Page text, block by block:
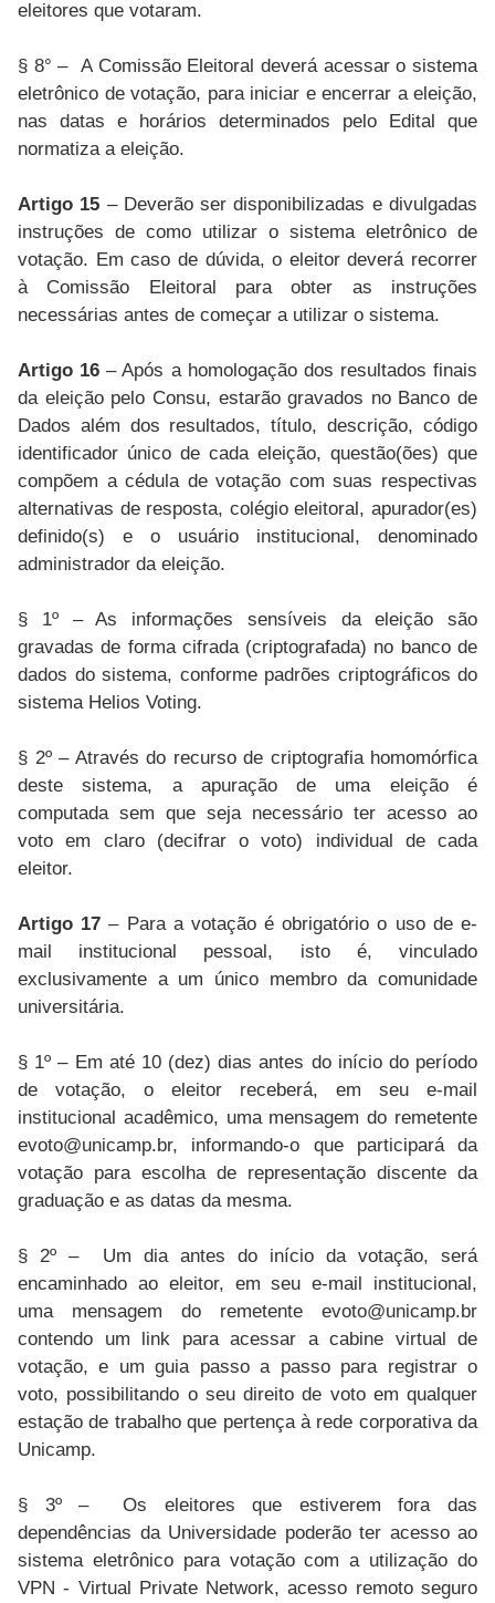
eleitores que votaram.
§ 8° – A Comissão Eleitoral deverá acessar o sistema
eletrônico de votação, para iniciar e encerrar a eleição,
nas datas e horários determinados pelo Edital que
normatiza a eleição.
Artigo 15 – Deverão ser disponibilizadas e divulgadas
instruções de como utilizar o sistema eletrônico de
votação. Em caso de dúvida, o eleitor deverá recorrer
à Comissão Eleitoral para obter as instruções
necessárias antes de começar a utilizar o sistema.
Artigo 16– Após a homologação dos resultados finais
da eleição pelo Consu, estarão gravados no Banco de
Dados além dos resultados, título, descrição, código
identificador único de cada eleição, questão(ões) que
compõem a cédula de votação com suas respectivas
alternativas de resposta, colégio eleitoral, apurador(es)
definido(s) e o usuário institucional, denominado
administrador da eleição.
§ 1º – As informações sensíveis da eleição são
gravadas de forma cifrada (criptografada) no banco de
dados do sistema, conforme padrões criptográficos do
sistema Helios Voting.
§ 2º – Através do recurso de criptografia homomórfica
deste sistema, a apuração de uma eleição é
computada sem que seja necessário ter acesso ao
voto em claro (decifrar o voto) individual de cada
eleitor.
Artigo 17– Para a votação é obrigatório o uso de e-
mail institucional pessoal, isto é, vinculado
exclusivamente a um único membro da comunidade
universitária.
§ 1º – Em até 10 (dez) dias antes do início do período
de votação, o eleitor receberá, em seu e-mail
institucional acadêmico, uma mensagem do remetente
evoto@unicamp.br, informando-o que participará da
votação para escolha de representação discente da
graduação e as datas da mesma.
§ 2º – Um dia antes do início da votação, será
encaminhado ao eleitor, em seu e-mail institucional,
uma mensagem do remetente evoto@unicamp.br
contendo um link para acessar a cabine virtual de
votação, e um guia passo a passo para registrar o
voto, possibilitando o seu direito de voto em qualquer
estação de trabalho que pertença à rede corporativa da
Unicamp.
§ 3º – Os eleitores que estiverem fora das
dependências da Universidade poderão ter acesso ao
sistema eletrônico para votação com a utilização do
VPN - Virtual Private Network, acesso remoto seguro